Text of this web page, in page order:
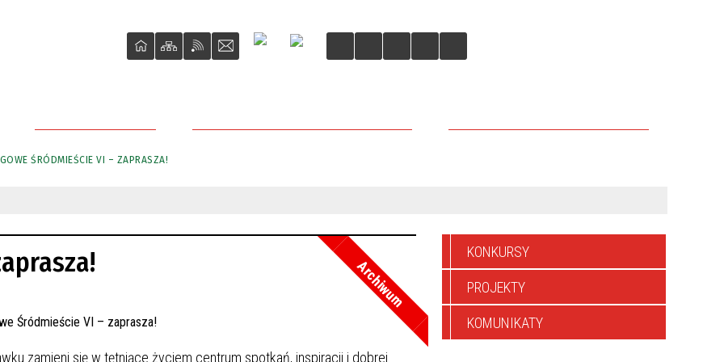
ŚRÓDMIEŚCIE VI – ZAPRASZA!
Archiwum
zamieni się w tętniące życiem centrum spotkań, inspiracji i dobrej
KONKURSY
PROJEKTY
KOMUNIKATY